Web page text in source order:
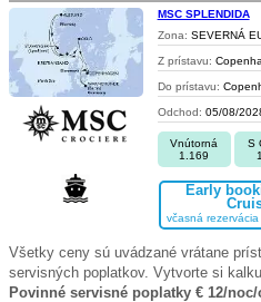
MSC SPLENDIDA
Zona: SEVERNÁ
Z prístavu:
Do prístavu:
Odchod: 05/08/
Vnútorná
1.169
S
Early
včasná
Všetky ceny sú uvádzané vrátane
servisných poplatkov. Vytvorte si
Povinné servisné poplatky € 12/